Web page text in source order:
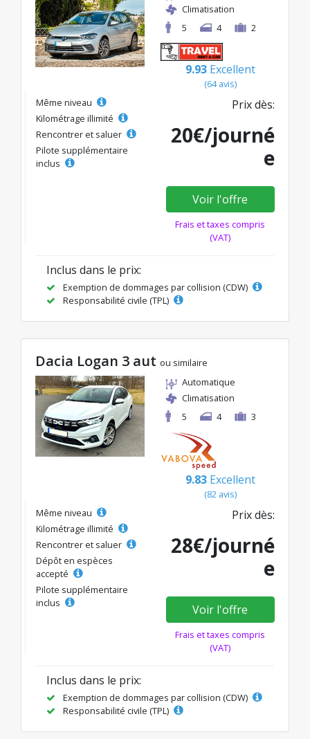
Climatisation
5
4 2
9.93 Excellent
(64 avis)
Même niveau
Kilométrage illimité
Rencontrer et saluer
Pilote supplémentaire
inclus
Prix dès:
20€/journé
e
Voir l'offre
Frais et taxes compris
(VAT)
Inclus dans le prix:
Exemption de dommages par collision (CDW)
Responsabilité civile (TPL)
Dacia Logan 3 aut ou similaire
Automatique
Climatisation
5
4 3
9.83 Excellent
(82 avis)
Même niveau
Kilométrage illimité
Rencontrer et saluer
Dépôt en espèces
accepté
Pilote supplémentaire
inclus
Prix dès:
28€/journé
e
Voir l'offre
Frais et taxes compris
(VAT)
Inclus dans le prix:
Exemption de dommages par collision (CDW)
Responsabilité civile (TPL)